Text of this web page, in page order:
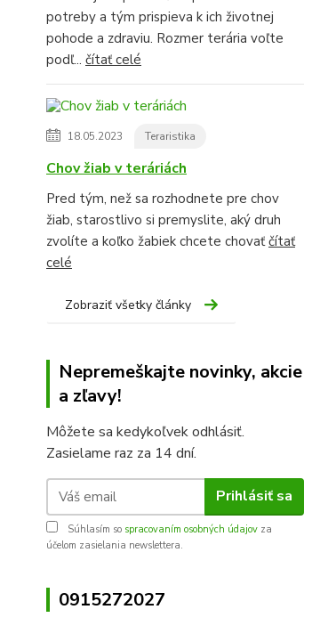
potreby a tým prispieva k ich životnej
pohode a zdraviu. Rozmer terária voľte
podľ... čítať celé
18.05.2023 Teraristika
Chov žiab v teráriách
Pred tým, než sa rozhodnete pre chov
žiab, starostlivo si premyslite, aký druh
zvolíte a koľko žabiek chcete chovaťčítať
celé
Zobraziť všetky články
Nepremeškajte novinky, akcie
a zľavy!
Môžete sa kedykoľvek odhlásiť.
Zasielame raz za 14 dní.
Prihlásiť sa
Súhlasím so spracovaním osobných údajov za
účelom zasielania newslettera.
0915272027